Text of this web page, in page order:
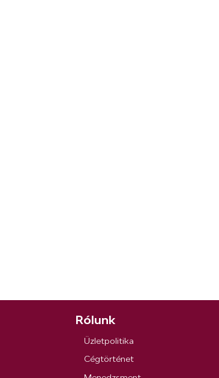
Rólunk
Üzletpolitika
Cégtörténet